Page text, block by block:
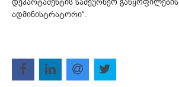
ადმინისტრატორი“.